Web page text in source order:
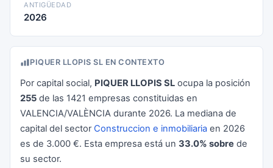
ANTIGÜEDAD
2026
PIQUER LLOPIS SL EN CONTEXTO
Por capital social, PIQUER LLOPIS SL ocupa la posición
255 de las 1421 empresas constituidas en
VALENCIA/VALÈNCIA durante 2026. La mediana de
capital del sector Construccion e inmobiliaria en 2026
es de 3.000 €. Esta empresa está un 33.0% sobre de
su sector.